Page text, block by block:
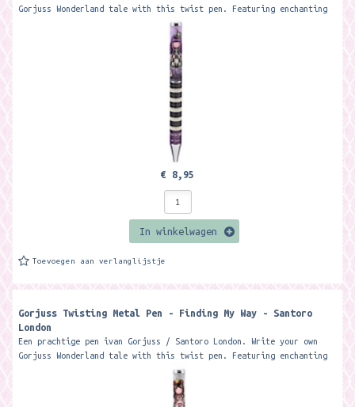
Gorjuss Wonderland tale with this twist pen. Featuring enchanting
€ 8,95
In winkelwagen
Toevoegen aan verlanglijstje
Gorjuss Twisting Metal Pen - Finding My Way - Santoro
London
Een prachtige pen ivan Gorjuss / Santoro London. Write your own
Gorjuss Wonderland tale with this twist pen. Featuring enchanting